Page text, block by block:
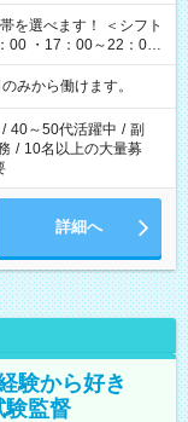
00 ・17：00～22：00
など
みから働けます。
/ 40～50代活躍中 / 副
/ 10名以上の大量募
詳細へ
験から好き
監督